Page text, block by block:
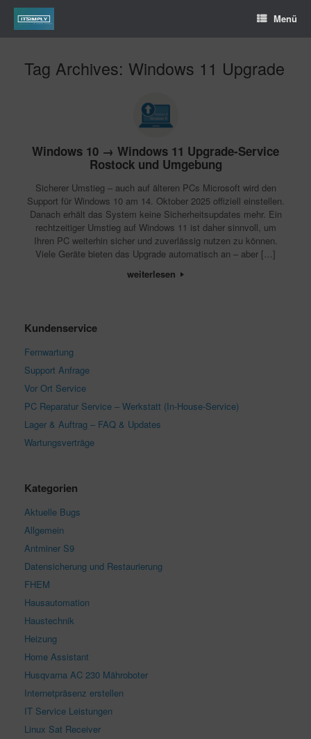
Menü
Tag Archives: Windows 11 Upgrade
Windows 10 → Windows 11 Upgrade-Service
Rostock und Umgebung
Sicherer Umstieg – auch auf älteren PCs Microsoft wird den
Support für Windows 10 am 14. Oktober 2025 offiziell einstellen.
Danach erhält das System keine Sicherheitsupdates mehr. Ein
rechtzeitiger Umstieg auf Windows 11 ist daher sinnvoll, um
Ihren PC weiterhin sicher und zuverlässig nutzen zu können.
Viele Geräte bieten das Upgrade automatisch an – aber […]
weiterlesen
Kundenservice
Fernwartung
Support Anfrage
Vor Ort Service
PC Reparatur Service – Werkstatt (In-House-Service)
Lager & Auftrag – FAQ & Updates
Wartungsverträge
Kategorien
Aktuelle Bugs
Allgemein
Antminer S9
Datensicherung und Restaurierung
FHEM
Hausautomation
Haustechnik
Heizung
Home Assistant
Husqvarna AC 230 Mähroboter
Internetpräsenz erstellen
IT Service Leistungen
Linux Sat Receiver